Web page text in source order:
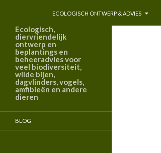
ECOLOGISCH ONTWERP & ADVIES
Ecologisch,
diervriendelijk
ontwerp en
beplantings en
beheeradvies voor
veel biodiversiteit,
wilde bijen,
dagvlinders, vogels,
amfibieën en andere
dieren
BLOG